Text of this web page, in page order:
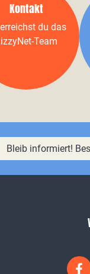
Kontakt
du das
Team
Bleib informiert!